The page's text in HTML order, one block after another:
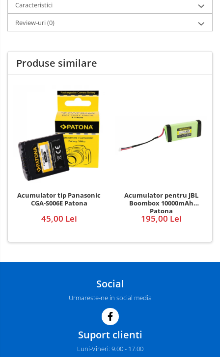
Caracteristici
Review-uri(0)
Produse similare
Acumulator tip Panasonic
CGA-S006E Patona
45,00 Lei
Acumulator pentru JBL
Boombox 10000mAh
Patona
195,00 Lei
Social
Urmareste-ne in social media
Suport clienti
Luni-Vineri: 9.00 - 17.00